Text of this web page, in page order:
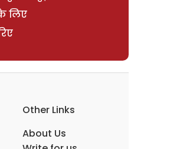
लिए
Other Links
About Us